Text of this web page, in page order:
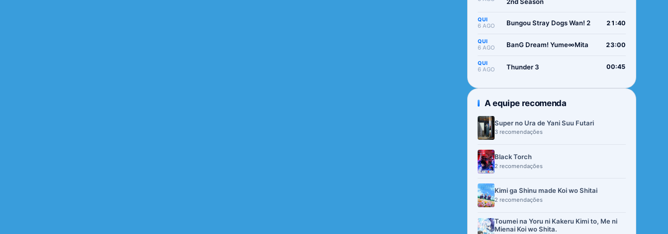
2nd Season
QUI
6 AGO Bungou Stray Dogs Wan! 2 21:40
QUI
6 AGO BanG Dream! Yume∞Mita 23:00
QUI
6 AGO Thunder 3 00:45
A equipe recomenda
Super no Ura de Yani Suu Futari
3 recomendações
Black Torch
2 recomendações
Kimi ga Shinu made Koi wo Shitai
2 recomendações
Toumei na Yoru ni Kakeru Kimi to, Me ni
Mienai Koi wo Shita.